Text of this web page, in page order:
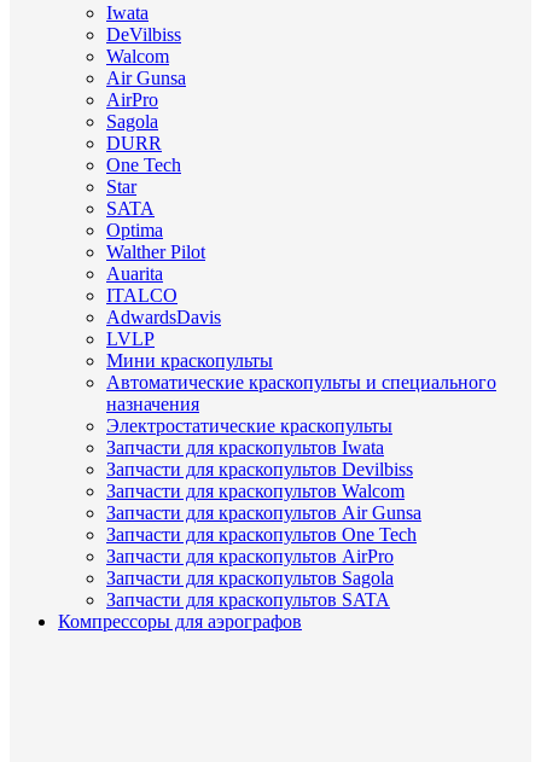
Iwata
DeVilbiss
Walcom
Air Gunsa
AirPro
Sagola
DURR
One Tech
Star
SATA
Optima
Walther Pilot
Auarita
ITALCO
AdwardsDavis
LVLP
Мини краскопульты
Автоматические краскопульты и специального
назначения
Электростатические краскопульты
Запчасти для краскопультов Iwata
Запчасти для краскопультов Devilbiss
Запчасти для краскопультов Walcom
Запчасти для краскопультов Air Gunsa
Запчасти для краскопультов One Tech
Запчасти для краскопультов AirPro
Запчасти для краскопультов Sagola
Запчасти для краскопультов SATA
Компрессоры для аэрографов